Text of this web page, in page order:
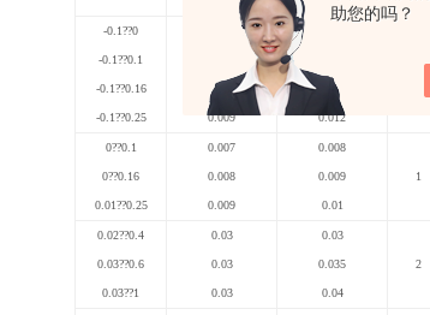
助您的吗？
-0.1??0
-0.1??0.1
-0.1??0.16
-0.1??0.25
0.008
0.009
0.009
0.012
0??0.1
0??0.16
0.01??0.25
0.007
0.008
0.009
0.008
0.009
0.01
1
0.02??0.4
0.03??0.6
0.03??1
0.03
0.03
0.03
0.03
0.035
0.04
2